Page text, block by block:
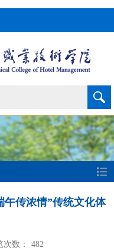
午传浓情”传统文化体
次数： 482